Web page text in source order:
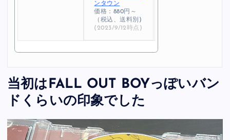
ンタウン
価格：880円～
（税込、送料別)
(2023/9/12時点)
当初はFALL OUT BOYっぽいバン
ドくらいの印象でした